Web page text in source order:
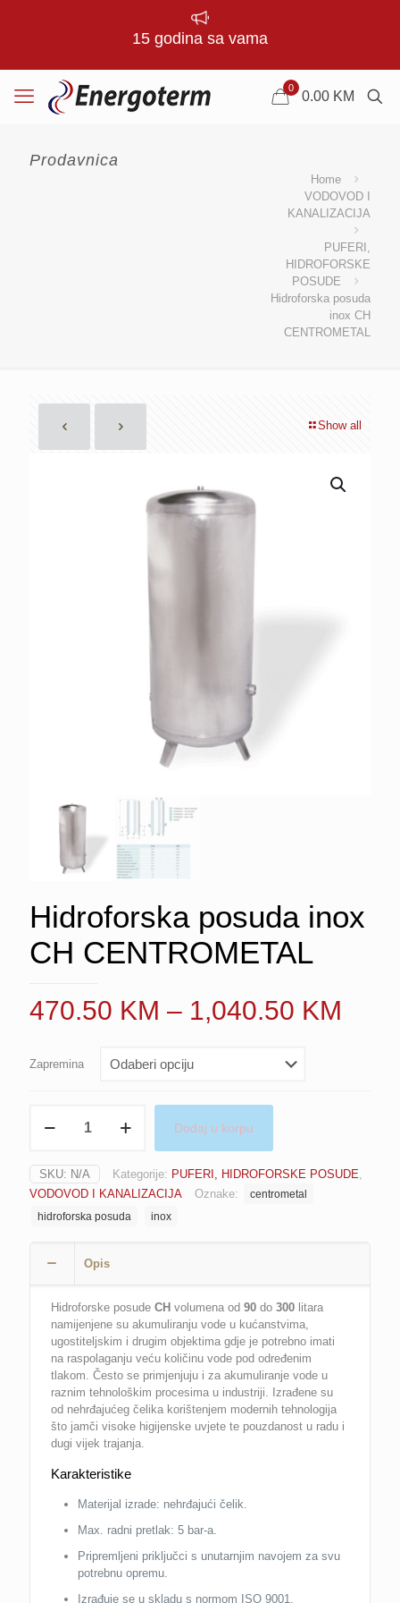
15 godina sa vama
0
0.00 KM
Prodavnica
Home
VODOVOD I
KANALIZACIJA
PUFERI,
HIDROFORSKE
POSUDE
Hidroforska posuda
inox CH
CENTROMETAL
Show all
Hidroforska posuda inox
CH CENTROMETAL
470.50 KM – 1,040.50 KM
Zapremina
posuda
CH
CENTROMETAL
količina
Dodaj u korpu
SKU: N/A Kategorije: PUFERI, HIDROFORSKE POSUDE
VODOVOD I KANALIZACIJA
Oznake:
centrometal
hidroforska posuda
inox
Opis
Hidroforske posudeCH volumena od90 do300 litara
namijenjene su akumuliranju vode u kućanstvima,
ugostiteljskim i drugim objektima gdje je potrebno imati
na raspolaganju veću količinu vode pod određenim
tlakom. Često se primjenjuju i za akumuliranje vode u
raznim tehnološkim procesima u industriji. Izrađene su
od nehrđajućeg čelika korištenjem modernih tehnologija
što jamči visoke higijenske uvjete te pouzdanost u radu i
dugi vijek trajanja.
Karakteristike
Materijal izrade: nehrđajući čelik.
Max. radni pretlak: 5 bar-a.
Pripremljeni priključci s unutarnjim navojem za svu
potrebnu opremu.
Izrađuje se u skladu s normom ISO 9001.